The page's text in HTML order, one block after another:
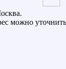
можно